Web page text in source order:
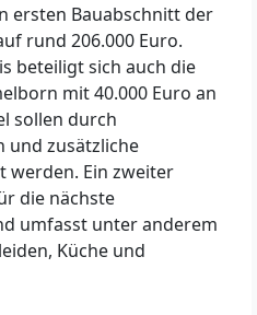
ersten Bauabschnitt der
rund 206.000 Euro.
beteiligt sich auch die
mit 40.000 Euro an
sollen durch
und zusätzliche
werden. Ein zweiter
die nächste
umfasst unter anderem
Küche und